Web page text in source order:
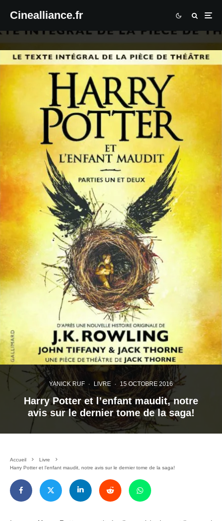
Cinealliance.fr
YANICK RUF · LIVRE · 15 OCTOBRE 2016
Harry Potter et l’enfant maudit, notre
avis sur le dernier tome de la saga!
Accueil
Livre
Harry Potter et l’enfant maudit, notre avis sur le dernier tome de la saga!